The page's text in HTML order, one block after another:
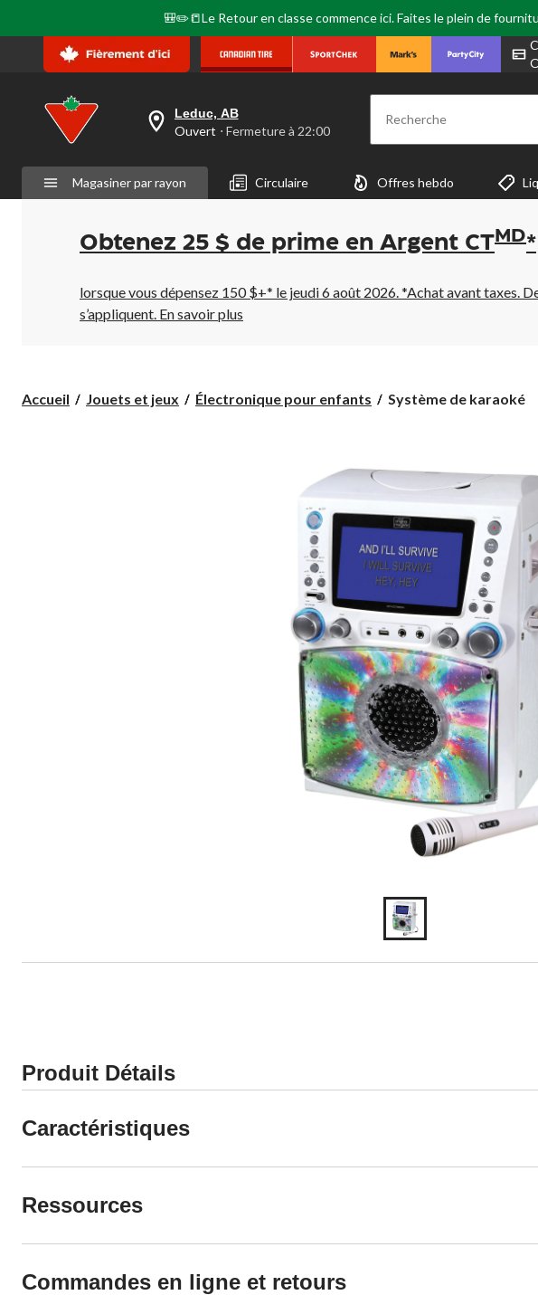
🎒✏️📒Le Retour en classe commence ici. Faites le plein de
votre
est
Leduc,
AB,
Fermeture
à
22:00
cliquer
pour
Leduc, AB
Ouvert ⋅ Fermeture à 22:00 Recherche
Magasiner par rayon Circulaire Offres hebdo
Obtenez 25 $ de prime en Argent CT MD*
lorsque vous dépensez 150 $+* le jeudi 6 août 2026. *Achat avant taxes.
s’appliquent. En savoir plus
Accueil Jouets et jeux Électronique pour enfants
Système
Système de karaoké
Produit Détails
Caractéristiques
Ressources
Commandes en ligne et retours